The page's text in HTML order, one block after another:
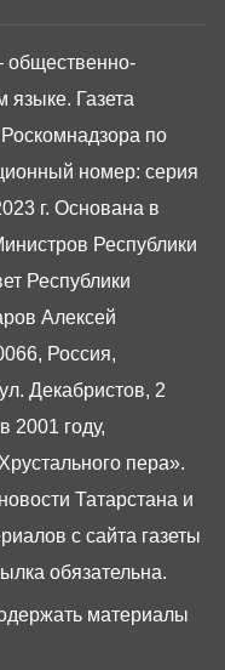
общественно-
языке. Газета
по
номер: серия
г. Основана в
Республики
Республики
Алексей
Россия,
Декабристов, 2
2001 году,
пера».
Татарстана и
с сайта газеты
обязательна.
материалы